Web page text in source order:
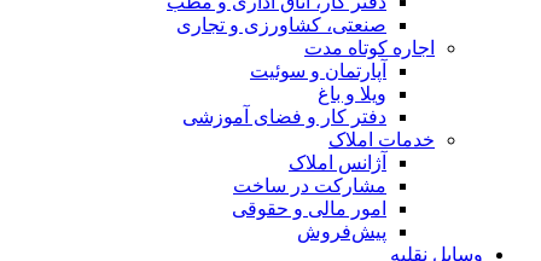
صنعتی،‌ کشاورزی و تجاری
اجاره کوتاه مدت
آپارتمان و سوئیت
ویلا و باغ
دفتر کار و فضای آموزشی
خدمات املاک
آژانس املاک
مشارکت در ساخت
امور مالی و حقوقی
پیش‌فروش
وسایل نقلیه